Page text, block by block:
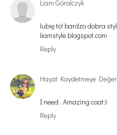
Liam Góralczyk
lubię to! bardzo dobra
liamstyle.blogspot.com
Reply
Hayat Kaydetmeye Değer
İ need . Amazing coat:)
Reply